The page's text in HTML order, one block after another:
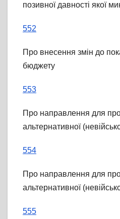
позивної давності якої
552
Про внесення змін до
бюджету
553
Про направлення для
альтернативної
554
Про направлення для
альтернативної
555